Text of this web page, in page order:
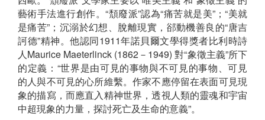
藝術手法進行創作。“頹廢派”認為“痛苦就是美”；“美就
是痛苦”；沉溺於幻想、脫離現實，郤動機善良的“唐吉
訶德”精神。他認同1911年諾貝爾文學得獎者比利時詩
人Maurice Maeterlinck (1862－1949) 對“象徵主義”所下
的定義：“世界是由可見的事物與不可見的事物、可見
的人與不可見的心所維繫。作家不應停留在表面可見現
象的描寫，而應直入精神世界，透視人類的靈魂和宇宙
中超現象的力量，探討死亡及生命的意義”。